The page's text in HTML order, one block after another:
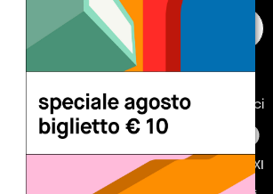
seguici
© 2002 - 2026 Fondazione MAXXI